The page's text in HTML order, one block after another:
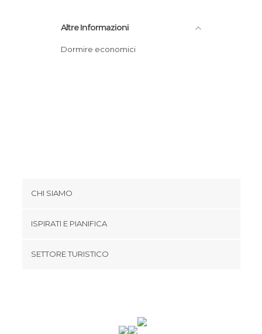
Stadi a Monaco
Statue a Monaco
Altre Informazioni
Dormire economici
CHI SIAMO
Termini e Condizioni
ISPIRATI E PIANIFICA
SETTORE TURISTICO